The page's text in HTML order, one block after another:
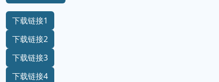
下载链接1
下载链接2
下载链接3
下载链接4